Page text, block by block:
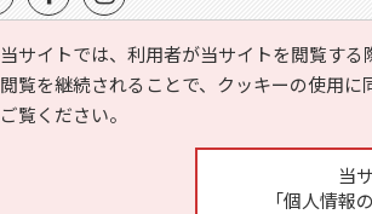
当サイトでは、利用者が当サイトを閲覧す
閲覧を継続されることで、クッキーの使用に
ご覧ください。
当
「個人情報